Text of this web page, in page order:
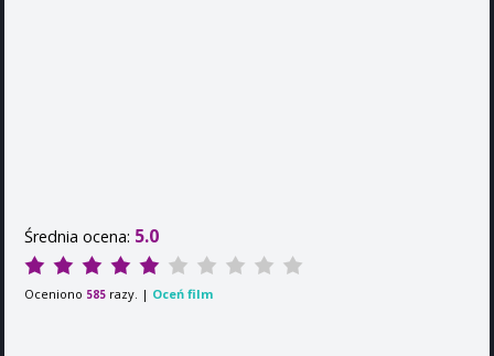
Średnia ocena: 5.0
Oceniono 585 razy. | Oceń film